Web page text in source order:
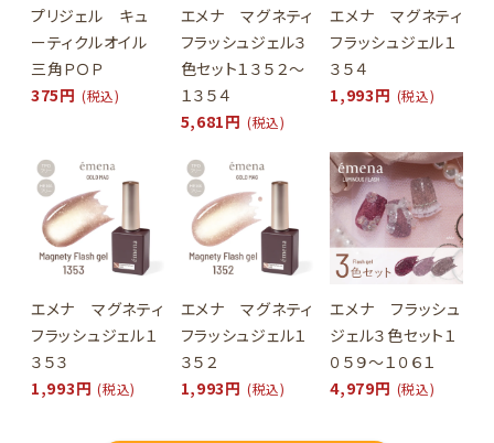
プリジェル キュ
ーティクルオイル
三角ＰＯＰ
375円 (税込)
エメナ マグネティ
フラッシュジェル３
色セット１３５２～
１３５４
5,681円 (税込)
エメナ マグネティ
フラッシュジェル１
３５４
1,993円 (税込)
エメナ マグネティ
フラッシュジェル１
３５３
1,993円 (税込)
エメナ マグネティ
フラッシュジェル１
３５２
1,993円 (税込)
エメナ フラッシュ
ジェル３色セット１
０５９～１０６１
4,979円 (税込)